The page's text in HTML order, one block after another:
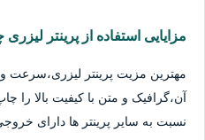
مزایایی استفاده از پرینتر
مهترین مزیت پرینتر لیزری،سرعت
آن،گرافیک و متن با کیفیت بالا را
نسبت به سایر پرینتر ها دارای خروجی